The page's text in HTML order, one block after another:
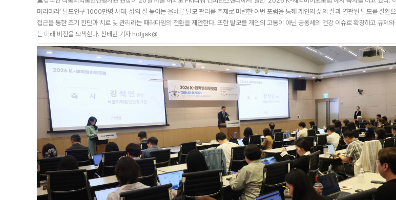
머리머리’ 탈모인구 1000만명 시대, 삶의 질 높이는 올바른 탈모 관리를 주제로 마련한 이번 포럼을 통해 개인의 삶의 질과 연관된 탈모를 질환
접근을 통한 조기 진단과 치료 및 관리라는 패러다임의 전환을 제안한다. 또한 탈모를 개인의 고통이 아닌 공동체의 건강 이슈로 확장하고 규제
는 미래 비전을 모색한다. 신태현 기자 holjjak@